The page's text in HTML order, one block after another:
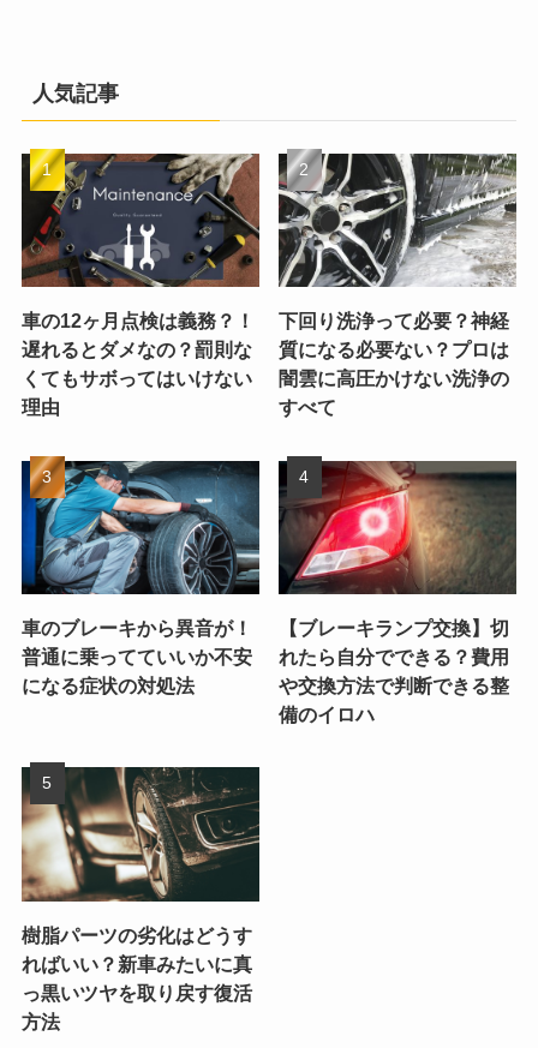
人気記事
車の12ヶ月点検は義務？！
遅れるとダメなの？罰則な
くてもサボってはいけない
理由
下回り洗浄って必要？神経
質になる必要ない？プロは
闇雲に高圧かけない洗浄の
すべて
車のブレーキから異音が！
普通に乗ってていいか不安
になる症状の対処法
【ブレーキランプ交換】切
れたら自分でできる？費用
や交換方法で判断できる整
備のイロハ
樹脂パーツの劣化はどうす
ればいい？新車みたいに真
っ黒いツヤを取り戻す復活
方法